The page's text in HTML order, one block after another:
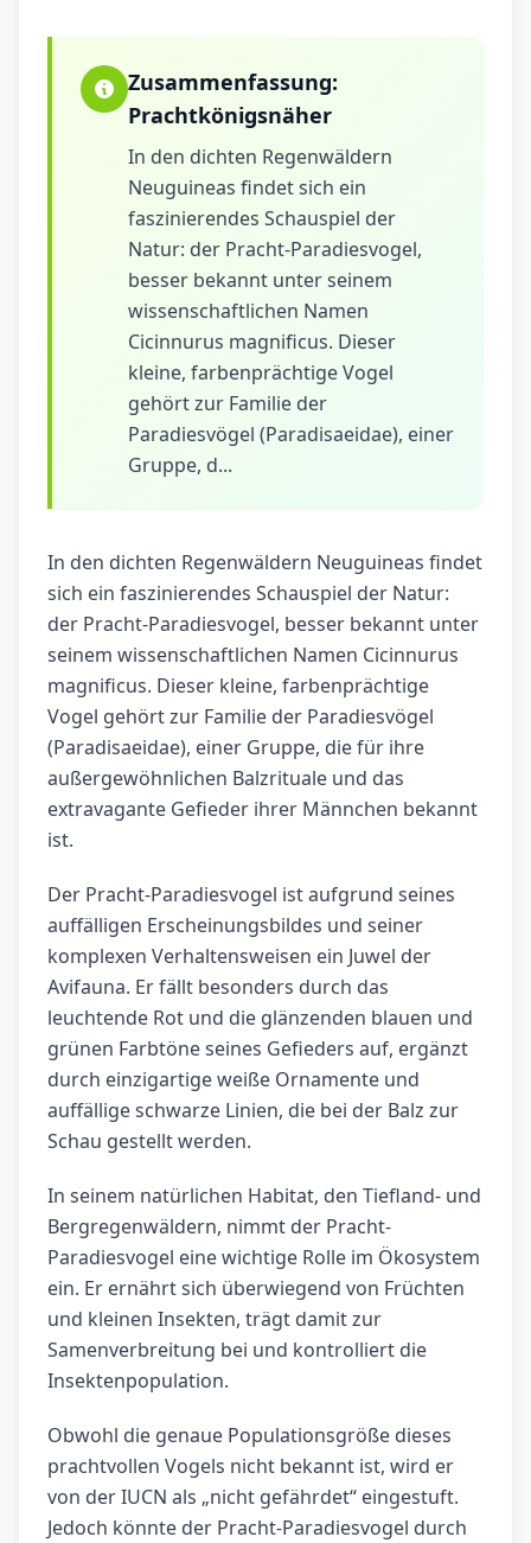
Zusammenfassung:
Prachtkönigsnäher
In den dichten Regenwäldern
Neuguineas findet sich ein
faszinierendes Schauspiel der
Natur: der Pracht-Paradiesvogel,
besser bekannt unter seinem
wissenschaftlichen Namen
Cicinnurus magnificus. Dieser
kleine, farbenprächtige Vogel
gehört zur Familie der
Paradiesvögel (Paradisaeidae), einer
Gruppe, d...
In den dichten Regenwäldern Neuguineas findet
sich ein faszinierendes Schauspiel der Natur:
der Pracht-Paradiesvogel, besser bekannt unter
seinem wissenschaftlichen Namen Cicinnurus
magnificus. Dieser kleine, farbenprächtige
Vogel gehört zur Familie der Paradiesvögel
(Paradisaeidae), einer Gruppe, die für ihre
außergewöhnlichen Balzrituale und das
extravagante Gefieder ihrer Männchen bekannt
ist.
Der Pracht-Paradiesvogel ist aufgrund seines
auffälligen Erscheinungsbildes und seiner
komplexen Verhaltensweisen ein Juwel der
Avifauna. Er fällt besonders durch das
leuchtende Rot und die glänzenden blauen und
grünen Farbtöne seines Gefieders auf, ergänzt
durch einzigartige weiße Ornamente und
auffällige schwarze Linien, die bei der Balz zur
Schau gestellt werden.
In seinem natürlichen Habitat, den Tiefland- und
Bergregenwäldern, nimmt der Pracht-
Paradiesvogel eine wichtige Rolle im Ökosystem
ein. Er ernährt sich überwiegend von Früchten
und kleinen Insekten, trägt damit zur
Samenverbreitung bei und kontrolliert die
Insektenpopulation.
Obwohl die genaue Populationsgröße dieses
prachtvollen Vogels nicht bekannt ist, wird er
von der IUCN als „nicht gefährdet“ eingestuft.
Jedoch könnte der Pracht-Paradiesvogel durch